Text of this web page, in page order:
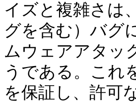
イズと複雑さは
グを含む）バグ
ムウェアアタッ
うである。これ
を保証し、許可